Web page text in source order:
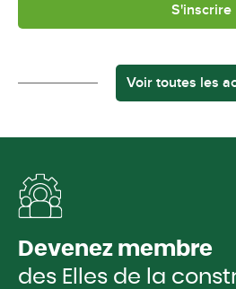
S'inscrire
Voir toutes les
Devenez membre
des Elles de la